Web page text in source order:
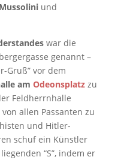
Mussoliniund
war die
genannt –
Gruß” vor dem
am Odeonsplatz zu
Feldherrnhalle
allen Passanten zu
und Hitler-
schuf ein Künstler
“S”, indem er